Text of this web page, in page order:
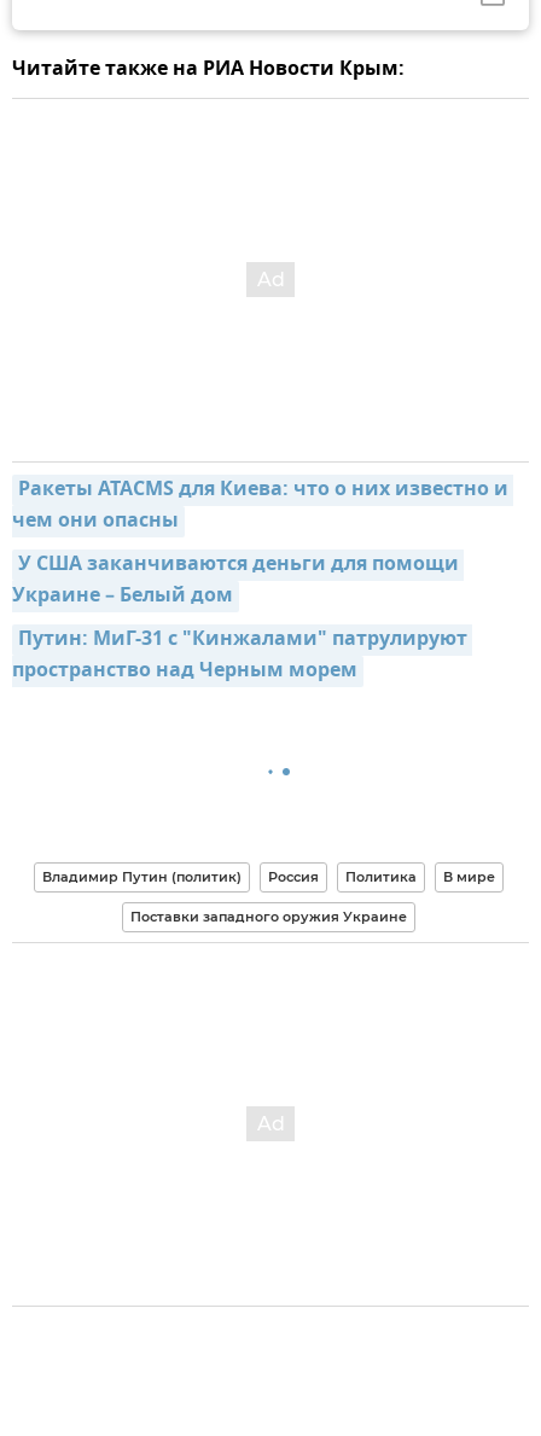
Читайте также на РИА Новости Крым:
Ракеты ATACMS для Киева: что о них известно и
чем они опасны
У США заканчиваются деньги для помощи
Украине – Белый дом
Путин: МиГ-31 с "Кинжалами" патрулируют
пространство над Черным морем
Владимир Путин (политик) Россия Политика В мире
Поставки западного оружия Украине